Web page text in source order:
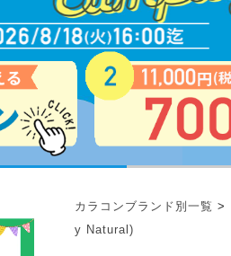
カラコンブランド別一覧 >
y Natural)